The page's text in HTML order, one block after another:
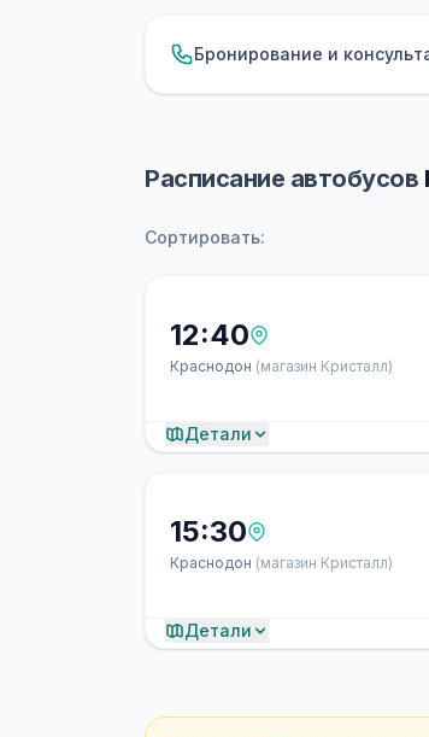
Бронирование и
Расписание автобусов
Сортировать:
12:40
Краснодон (магазин Кристалл)
Детали
15:30
Краснодон (магазин Кристалл)
Детали